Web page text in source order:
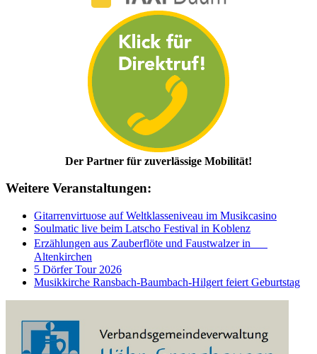
Der Partner für zuverlässige Mobilität!
Weitere Veranstaltungen:
Gitarrenvirtuose auf Weltklasseniveau im Musikcasino
Soulmatic live beim Latscho Festival in Koblenz
Erzählungen aus Zauberflöte und Faustwalzer in
Altenkirchen
5 Dörfer Tour 2026
Musikkirche Ransbach-Baumbach-Hilgert feiert Geburtstag